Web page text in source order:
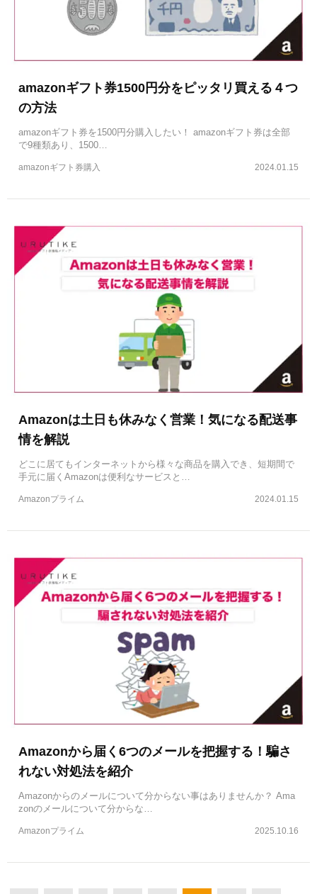
amazonギフト券1500円分をピッタリ買える４つ
の方法
amazonギフト券を1500円分購入したい！ amazonギフト券は全部
で9種類あり、1500…
2024.01.15
amazonギフト券購入
Amazonは土日も休みなく営業！気になる配送事
情を解説
どこに居てもインターネットから様々な商品を購入でき、短期間で
手元に届くAmazonは便利なサービスと…
2024.01.15
Amazonプライム
Amazonから届く6つのメールを把握する！騙さ
れない対処法を紹介
Amazonからのメールについて分からない事はありませんか？ Ama
zonのメールについて分からな…
2025.10.16
Amazonプライム